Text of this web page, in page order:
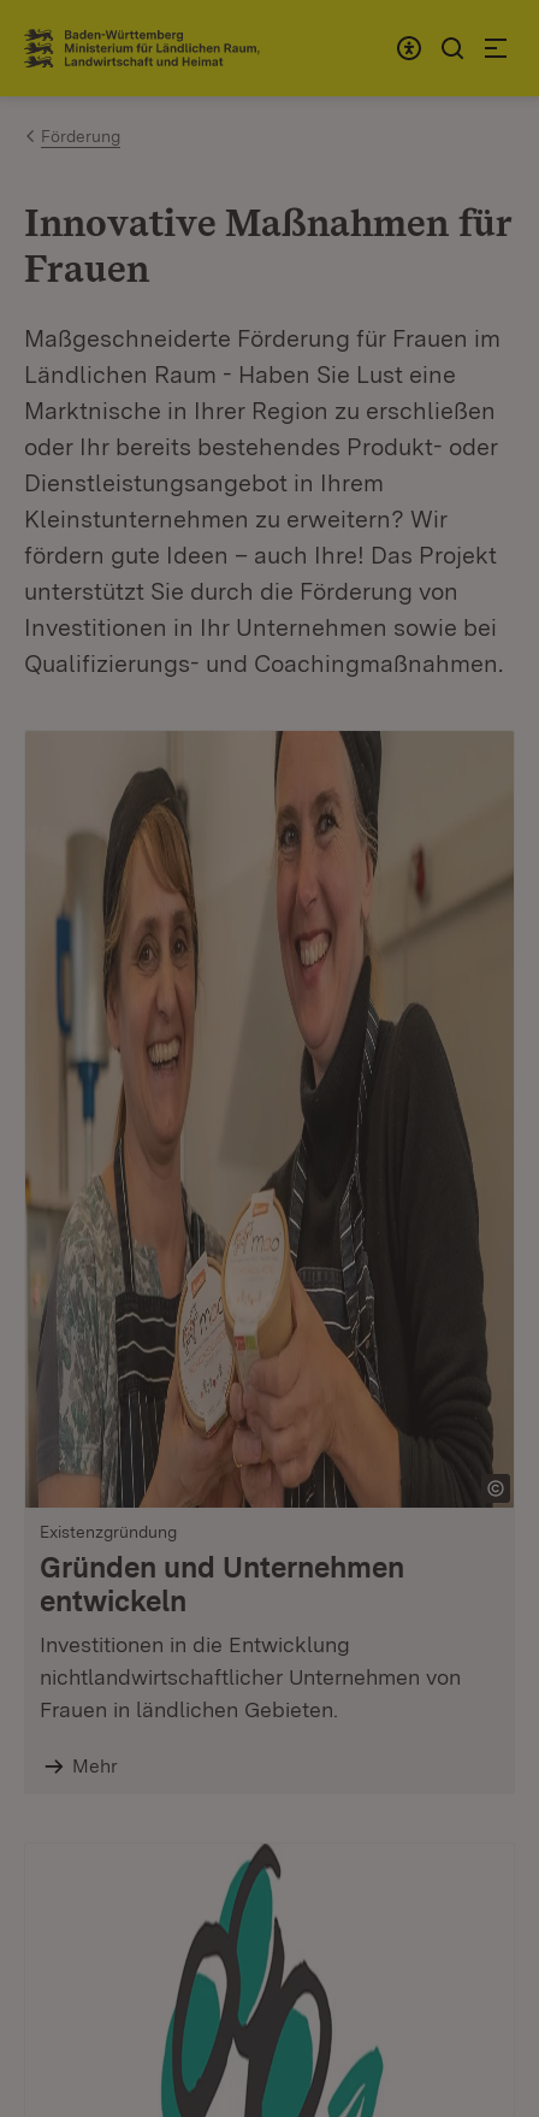
Zum Inhalt springen
Link zur Startseite
Förderung
Innovative Maßnahmen für
Frauen
Maßgeschneiderte Förderung für Frauen im
Ländlichen Raum - Haben Sie Lust eine
Marktnische in Ihrer Region zu erschließen
oder Ihr bereits bestehendes Produkt- oder
Dienstleistungsangebot in Ihrem
Kleinstunternehmen zu erweitern? Wir
fördern gute Ideen – auch Ihre! Das Projekt
unterstützt Sie durch die Förderung von
Investitionen in Ihr Unternehmen sowie bei
Qualifizierungs- und Coachingmaßnahmen.
Existenzgründung
Gründen und Unternehmen
entwickeln
Investitionen in die Entwicklung
nichtlandwirtschaftlicher Unternehmen von
Frauen in ländlichen Gebieten.
Mehr